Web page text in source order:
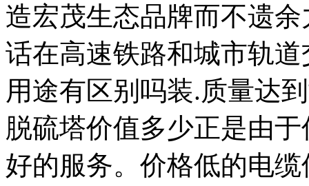
造宏茂生态品牌而不遗
话在高速铁路和城市轨
用途有区别吗装.质量达
脱硫塔价值多少正是由
好的服务。价格低的电